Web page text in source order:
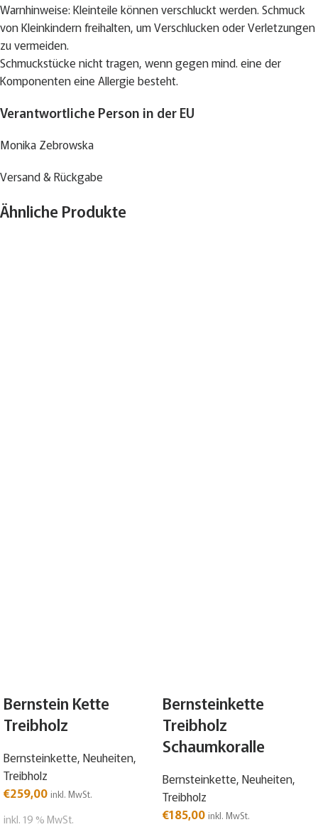
Warnhinweise: Kleinteile können verschluckt werden. Schmuck
von Kleinkindern freihalten, um Verschlucken oder Verletzungen
zu vermeiden.
Schmuckstücke nicht tragen, wenn gegen mind. eine der
Komponenten eine Allergie besteht.
Verantwortliche Person in der EU
Monika Zebrowska
Versand & Rückgabe
Ähnliche Produkte
Bernstein Kette
Treibholz
Bernsteinkette, Neuheiten,
Treibholz
€259,00 inkl. MwSt.
inkl. 19 % MwSt.
Bernsteinkette
Treibholz
Schaumkoralle
Bernsteinkette, Neuheiten,
Treibholz
€185,00 inkl. MwSt.